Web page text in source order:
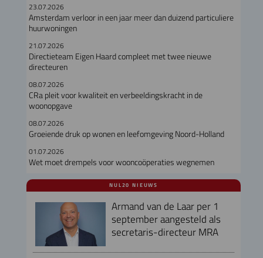
23.07.2026
Amsterdam verloor in een jaar meer dan duizend particuliere
huurwoningen
21.07.2026
Directieteam Eigen Haard compleet met twee nieuwe
directeuren
08.07.2026
CRa pleit voor kwaliteit en verbeeldingskracht in de
woonopgave
08.07.2026
Groeiende druk op wonen en leefomgeving Noord-Holland
01.07.2026
Wet moet drempels voor wooncoöperaties wegnemen
NUL20 NIEUWS
Armand van de Laar per 1
september aangesteld als
secretaris-directeur MRA